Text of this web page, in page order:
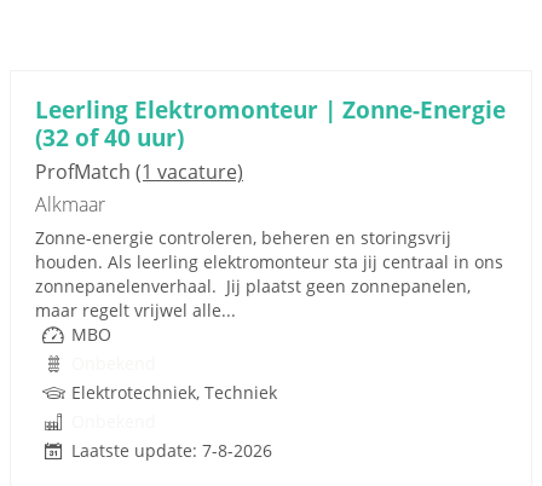
Leerling Elektromonteur | Zonne-Energie
(32 of 40 uur)
ProfMatch (1 vacature)
Alkmaar
Zonne-energie controleren, beheren en storingsvrij
houden. Als leerling elektromonteur sta jij centraal in ons
zonnepanelenverhaal. Jij plaatst geen zonnepanelen,
maar regelt vrijwel alle...
MBO
Elektrotechniek, Techniek
Laatste update: 7-8-2026